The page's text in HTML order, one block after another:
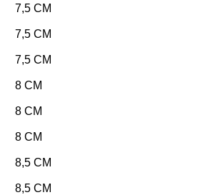
CM
CM
CM
CM
CM